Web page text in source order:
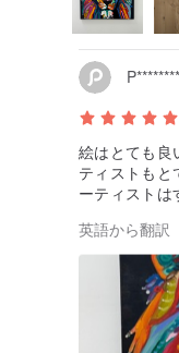
絵はとても良
ティストもと
ーティストは
英語から翻訳